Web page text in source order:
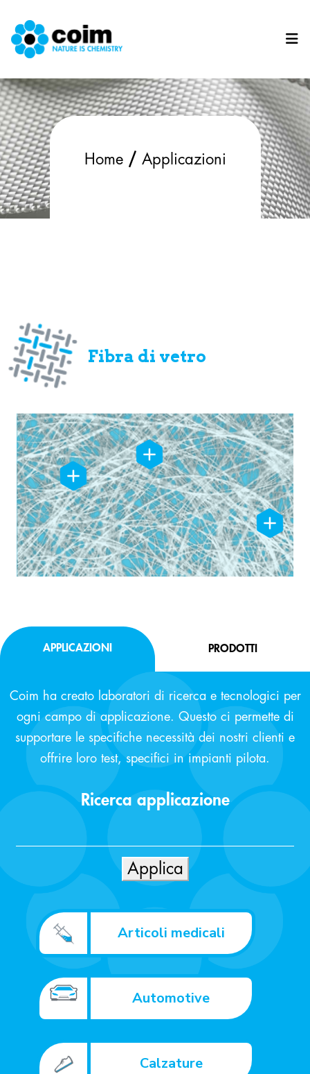
Salta al contenuto principale
Home/ Applicazioni
Fibra di vetro
APPLICAZIONI PRODOTTI
Coim ha creato laboratori di ricerca e tecnologici per
ogni campo di applicazione. Questo ci permette di
supportare le specifiche necessità dei nostri clienti e
offrire loro test, specifici in impianti pilota.
Ricerca applicazione
Articoli medicali
Automotive
Calzature